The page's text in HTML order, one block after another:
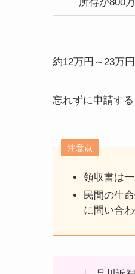
約12万円～23万
忘れずに申請する
注意点
領収書は
民間の生
に問い合